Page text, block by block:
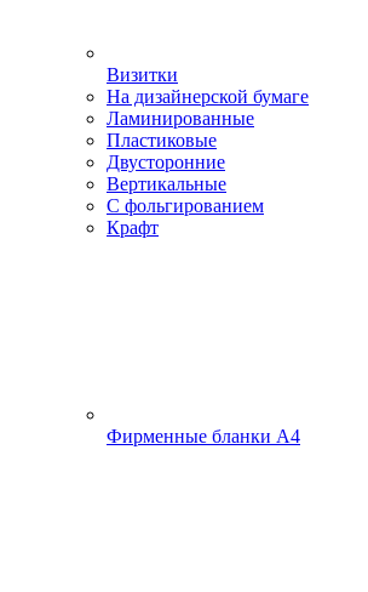
Визитки
На дизайнерской бумаге
Ламинированные
Пластиковые
Двусторонние
Вертикальные
С фольгированием
Крафт
Фирменные бланки А4